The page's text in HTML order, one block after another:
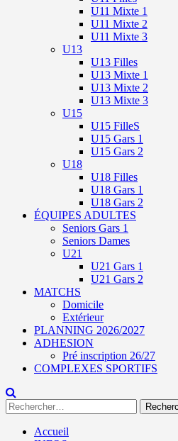
U11 Mixte 1
U11 Mixte 2
U11 Mixte 3
U13
U13 Filles
U13 Mixte 1
U13 Mixte 2
U13 Mixte 3
U15
U15 FilleS
U15 Gars 1
U15 Gars 2
U18
U18 Filles
U18 Gars 1
U18 Gars 2
ÉQUIPES ADULTES
Seniors Gars 1
Seniors Dames
U21
U21 Gars 1
U21 Gars 2
MATCHS
Domicile
Extérieur
PLANNING 2026/2027
ADHESION
Pré inscription 26/27
COMPLEXES SPORTIFS
Rechercher :
Accueil